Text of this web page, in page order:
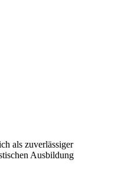
als zuverlässiger
Ausbildung